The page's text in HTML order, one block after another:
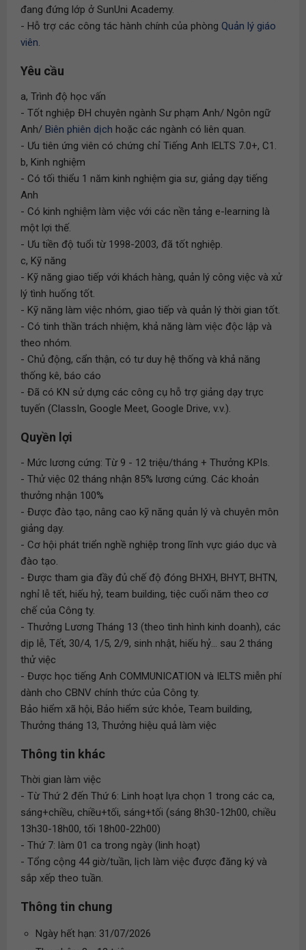
đang đứng lớp ở SunUni Academy.
- Hỗ trợ các công tác hành chính của phòng Quản lý giáo
viên.
Yêu cầu
a, Trình độ học vấn
- Tốt nghiệp ĐH chuyên ngành Sư phạm Anh/ Ngôn ngữ
Anh/ Biên phiên dịch hoặc các ngành có liên quan.
- Ưu tiên ứng viên có chứng chỉ Tiếng Anh IELTS 7.0+, C1.
b, Kinh nghiệm
- Có tối thiểu 1 năm kinh nghiệm gia sư, giảng dạy tiếng
Anh
- Có kinh nghiệm làm việc với các nền tảng e-learning là
một lợi thế.
- Ưu tiền độ tuổi từ 1998-2003, đã tốt nghiệp.
c, Kỹ năng
- Kỹ năng giao tiếp với khách hàng, quản lý công việc và xử
lý tình huống tốt.
- Kỹ năng làm việc nhóm, giao tiếp và quản lý thời gian tốt.
- Có tinh thần trách nhiệm, khả năng làm việc độc lập và
theo nhóm.
- Chủ động, cẩn thận, có tư duy hệ thống và khả năng
thống kê, báo cáo
- Đã có KN sử dựng các công cụ hỗ trợ giảng dạy trực
tuyến (ClassIn, Google Meet, Google Drive, v.v.).
Quyền lợi
- Mức lương cứng: Từ 9 - 12 triệu/tháng + Thưởng KPIs.
- Thử việc 02 tháng nhận 85% lương cứng. Các khoản
thưởng nhận 100%
- Được đào tạo, nâng cao kỹ năng quản lý và chuyên môn
giảng dạy.
- Cơ hội phát triển nghề nghiệp trong lĩnh vực giáo dục và
đào tạo.
- Được tham gia đầy đủ chế độ đóng BHXH, BHYT, BHTN,
nghỉ lễ tết, hiếu hỷ, team building, tiệc cuối năm theo cơ
chế của Công ty.
- Thưởng Lương Tháng 13 (theo tình hình kinh doanh), các
dịp lễ, Tết, 30/4, 1/5, 2/9, sinh nhật, hiếu hỷ... sau 2 tháng
thử việc
- Được học tiếng Anh COMMUNICATION và IELTS miễn phí
dành cho CBNV chính thức của Công ty.
Bảo hiểm xã hội, Bảo hiểm sức khỏe, Team building,
Thưởng tháng 13, Thưởng hiệu quả làm việc
Thông tin khác
Thời gian làm việc
- Từ Thứ 2 đến Thứ 6: Linh hoạt lựa chọn 1 trong các ca,
sáng+chiều, chiều+tối, sáng+tối (sáng 8h30-12h00, chiều
13h30-18h00, tối 18h00-22h00)
- Thứ 7: làm 01 ca trong ngày (linh hoạt)
- Tổng cộng 44 giờ/tuần, lịch làm việc được đăng ký và
sắp xếp theo tuần.
Thông tin chung
Ngày hết hạn: 31/07/2026